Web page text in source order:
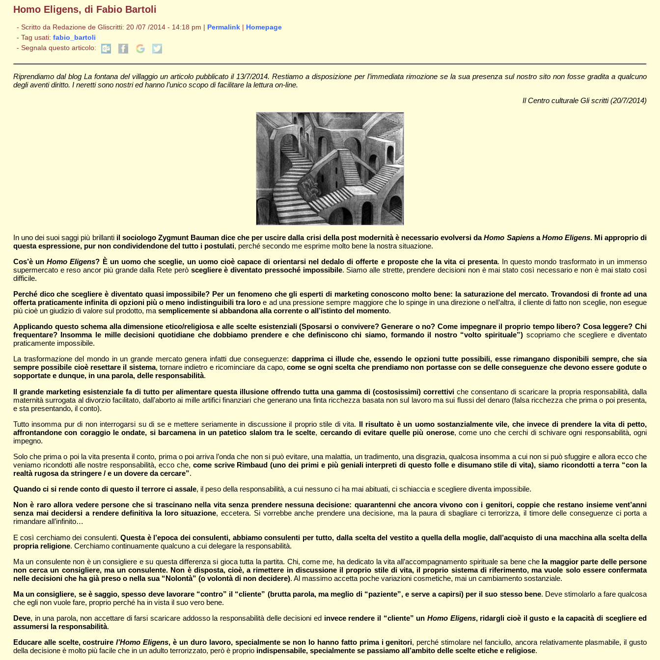
Homo Eligens, di Fabio Bartoli
- Scritto da Redazione de Gliscritti: 20 /07 /2014 - 14:18 pm | Permalink| Homepage
- Tag usati: fabio_bartoli
- Segnala questo articolo:
Riprendiamo dal blog La fontana del villaggio un articolo pubblicato il 13/7/2014. Restiamo a disposizione per l’immediata rimozione se la sua presenza sul nostro sito non fosse gradita a qualcuno
degli aventi diritto. I neretti sono nostri ed hanno l’unico scopo di facilitare la lettura on-line.
Il Centro culturale Gli scritti (20/7/2014)
In uno dei suoi saggi più brillanti il sociologo Zygmunt Bauman dice che per uscire dalla crisi della post modernità è necessario evolversi daHomo SapiensaHomo Eligens. Mi approprio di
questa espressione, pur non condividendone del tutto i postulati, perché secondo me esprime molto bene la nostra situazione.
Cos’è unHomo Eligens? È un uomo che sceglie, un uomo cioè capace di orientarsi nel dedalo di offerte e proposte che la vita ci presenta. In questo mondo trasformato in un immenso
supermercato e reso ancor più grande dalla Rete però scegliere è diventato pressoché impossibile. Siamo alle strette, prendere decisioni non è mai stato così necessario e non è mai stato così
difficile.
Perché dico che scegliere è diventato quasi impossibile? Per un fenomeno che gli esperti di marketing conoscono molto bene: la saturazione del mercato. Trovandosi di fronte ad una
offerta praticamente infinita di opzioni più o meno indistinguibili tra loro e ad una pressione sempre maggiore che lo spinge in una direzione o nell’altra, il cliente di fatto non sceglie, non esegue
più cioè un giudizio di valore sul prodotto, ma semplicemente si abbandona alla corrente o all’istinto del momento.
Applicando questo schema alla dimensione etico/religiosa e alle scelte esistenziali (Sposarsi o convivere? Generare o no? Come impegnare il proprio tempo libero? Cosa leggere? Chi
frequentare? Insomma le mille decisioni quotidiane che dobbiamo prendere e che definiscono chi siamo, formando il nostro “volto spirituale”) scopriamo che scegliere e diventato
praticamente impossibile.
La trasformazione del mondo in un grande mercato genera infatti due conseguenze: dapprima ci illude che, essendo le opzioni tutte possibili, esse rimangano disponibili sempre, che sia
sempre possibile cioè resettare il sistema, tornare indietro e ricominciare da capo, come se ogni scelta che prendiamo non portasse con se delle conseguenze che devono essere godute o
sopportate e dunque, in una parola, delle responsabilità.
Il grande marketing esistenziale fa di tutto per alimentare questa illusione offrendo tutta una gamma di (costosissimi) correttiviche consentano di scaricare la propria responsabilità, dalla
maternità surrogata al divorzio facilitato, dall’aborto ai mille artifici finanziari che generano una finta ricchezza basata non sul lavoro ma sui flussi del denaro (falsa ricchezza che prima o poi presenta,
e sta presentando, il conto).
Tutto insomma pur di non interrogarsi su di se e mettere seriamente in discussione il proprio stile di vita. Il risultato è un uomo sostanzialmente vile, che invece di prendere la vita di petto,
affrontandone con coraggio le ondate, si barcamena in un patetico slalom tra le scelte, cercando di evitare quelle più onerose, come uno che cerchi di schivare ogni responsabilità, ogni
impegno.
Solo che prima o poi la vita presenta il conto, prima o poi arriva l’onda che non si può evitare, una malattia, un tradimento, una disgrazia, qualcosa insomma a cui non si può sfuggire e allora ecco che
veniamo ricondotti alle nostre responsabilità, ecco che, come scrive Rimbaud (uno dei primi e più geniali interpreti di questo folle e disumano stile di vita), siamo ricondotti a terra “con la
realtà rugosa da stringere / e un dovere da cercare”.
Quando ci si rende conto di questo il terrore ci assale, il peso della responsabilità, a cui nessuno ci ha mai abituati, ci schiaccia e scegliere diventa impossibile.
Non è raro allora vedere persone che si trascinano nella vita senza prendere nessuna decisione: quarantenni che ancora vivono con i genitori, coppie che restano insieme vent’anni
senza mai decidersi a rendere definitiva la loro situazione, eccetera. Si vorrebbe anche prendere una decisione, ma la paura di sbagliare ci terrorizza, il timore delle conseguenze ci porta a
rimandare all’infinito…
E così cerchiamo dei consulenti.Questa è l’epoca dei consulenti, abbiamo consulenti per tutto, dalla scelta del vestito a quella della moglie, dall’acquisto di una macchina alla scelta della
propria religione. Cerchiamo continuamente qualcuno a cui delegare la responsabilità.
Ma un consulente non è un consigliere e su questa differenza si gioca tutta la partita. Chi, come me, ha dedicato la vita all’accompagnamento spirituale sa bene che la maggior parte delle persone
non cerca un consigliere, ma un consulente. Non è disposta, cioè, a rimettere in discussione il proprio stile di vita, il proprio sistema di riferimento, ma vuole solo essere confermata
nelle decisioni che ha già preso o nella sua “Nolontà” (o volontà di non decidere). Al massimo accetta poche variazioni cosmetiche, mai un cambiamento sostanziale.
Ma un consigliere, se è saggio, spesso deve lavorare “contro” il “cliente” (brutta parola, ma meglio di “paziente”, e serve a capirsi) per il suo stesso bene. Deve stimolarlo a fare qualcosa
che egli non vuole fare, proprio perché ha in vista il suo vero bene.
Deve, in una parola, non accettare di farsi scaricare addosso la responsabilità delle decisioni ed invece rendere il “cliente” un Homo Eligens, ridargli cioè il gusto e la capacità di scegliere ed
assumersi la responsabilità.
Educare alle scelte, costruirel’Homo Eligens, è un duro lavoro, specialmente se non lo hanno fatto prima i genitori, perché stimolare nel fanciullo, ancora relativamente plasmabile, il gusto
della decisione è molto più facile che in un adulto terrorizzato, però è proprio indispensabile, specialmente se passiamo all’ambito delle scelte etiche e religiose.